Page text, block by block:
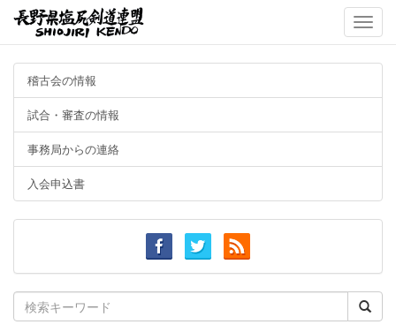
Toggle
稽古会の情報
試合・審査の情報
事務局からの連絡
入会申込書
Search
for: